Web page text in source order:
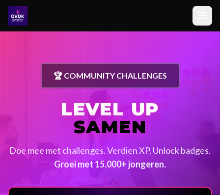
🏆 COMMUNITY CHALLENGES
LEVEL UP
SAMEN
Doe mee met challenges. Verdien XP. Unlock badges.
Groei met 15.000+ jongeren.